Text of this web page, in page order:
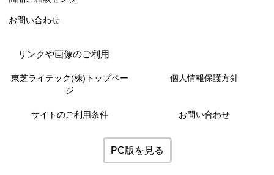
お問い合わせ
リンクや画像のご利用
東芝ライテック(株)トップペー
ジ
個人情報保護方針
サイトのご利用条件 お問い合わせ
PC版を見る